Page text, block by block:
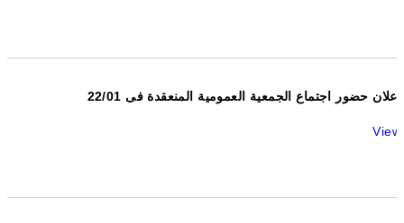
اعلان حضور اجتماع الجمعية العمومية المنعقدة فى 22/01
View